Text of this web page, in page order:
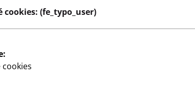
péči - od péče o pleť až
tak, aby
péči o pleť, v TEDi
cookies: (fe_typo_user)